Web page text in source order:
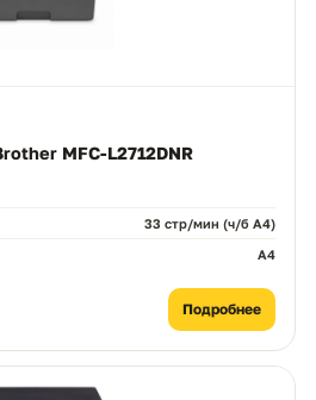
MFC-L2712DNR
33 стр/мин (ч/б А4)
A4
Подробнее